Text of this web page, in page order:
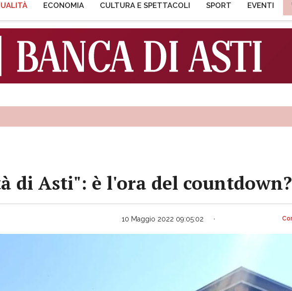
ECONOMIA CULTURA E SPETTACOLI SPORT EVENTI
di Asti": è l'ora del countdown?
10 Maggio 2022 09:05:02